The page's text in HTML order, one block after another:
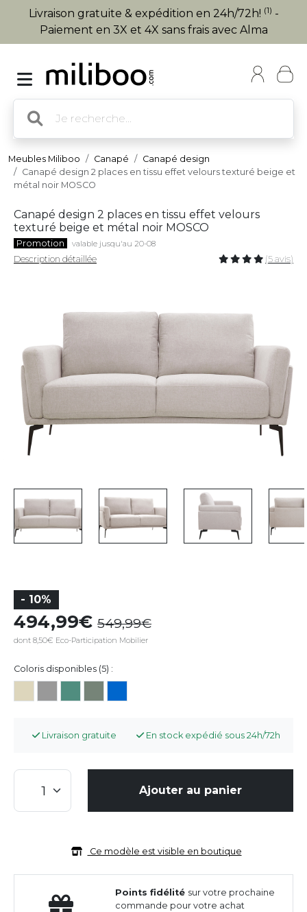
Livraison gratuite & expédition en 24h/72h! (1) -
Paiement en 3X et 4X sans frais avec Alma
Meubles Miliboo Canapé
Canapé design
Canapé design 2 places en tissu effet velours texturé beige et
métal noir MOSCO
Canapé design 2 places en tissu effet velours
texturé beige et métal noir MOSCO
Promotion valable jusqu'au 20-08
Description détaillée (5 avis)
- 10%
494,99 549,99
dont 8,50€ Eco-Participation Mobilier
Coloris disponibles (5) :
Livraison gratuite En stock expédié sous 24h/72h
Ajouter au panier
Ce modèle est visible en boutique
Points fidélité sur votre prochaine
commande pour votre achat